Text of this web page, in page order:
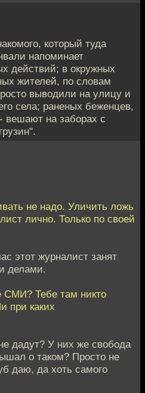
который туда
напоминает
действий; в окружных
жителей, по словам
выводили на улицу и
села; раненых беженцев,
вешают на заборах с
не надо. Уличить ложь
лично. Только по своей
этот журналист занят
делами.
СМИ? Тебе там никто
при каких
дадут? У них же свобода
о таком? Просто не
даю, да хоть самого